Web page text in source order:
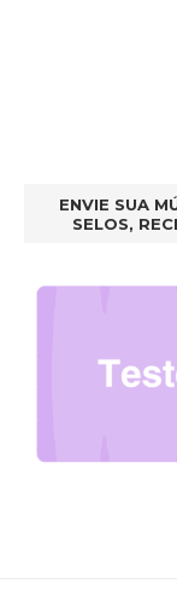
ENVIE SUA
SELOS,